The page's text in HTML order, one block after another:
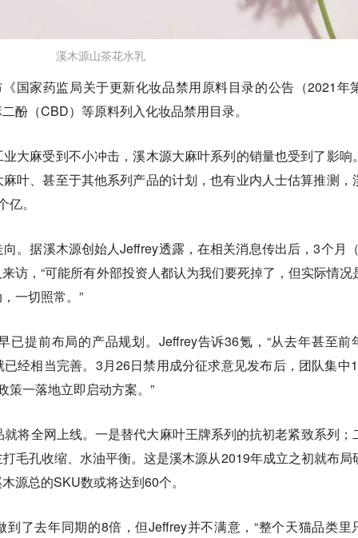
溪木源山茶花水乳
国家药监局关于更新化妆品禁用原料目录的公告（2021年
酚（CBD）等原料列入化妆品禁用目录。
大麻受到不小冲击，溪木源大麻叶系列的销量也受到了影响
叶、甚至于其他系列产品的计划，也有业内人士估算推测，
。
。据溪木源创始人Jeffrey透露，在相关消息传出后，3个月
访，“可能所有外部投资人都认为我们要死掉了，但实际情况
一切照常。”
已提前布局的产品规划。Jeffrey告诉36氪，“从去年甚至前
经相当完善。3月26日禁用成分征求意见发布后，团队集中
策一落地立即启动方案。”
将全网上线。一是替代大麻叶王牌系列的抗初老紧致系列；
毛孔收缩、水油平衡。这是溪木源从2019年成立之初就布局
源总的SKU数或将达到60个。
了去年同期的8倍，但Jeffrey并不满意，“整个天猫品类里